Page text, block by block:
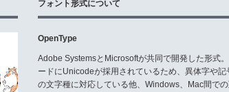
フォント形式について
OpenType
Adobe SystemsとMicrosoftが共同で開発した形式
ードにUnicodeが採用されているため、異体字や記
の文字種に対応している他、Windows、Mac間で